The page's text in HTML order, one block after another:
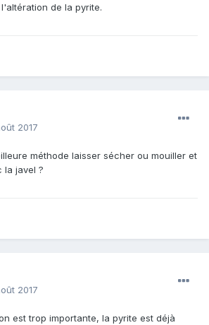
de la pyrite.
2017
méthode laisser sécher ou mouiller et
la javel ?
2017
est trop importante, la pyrite est déjà